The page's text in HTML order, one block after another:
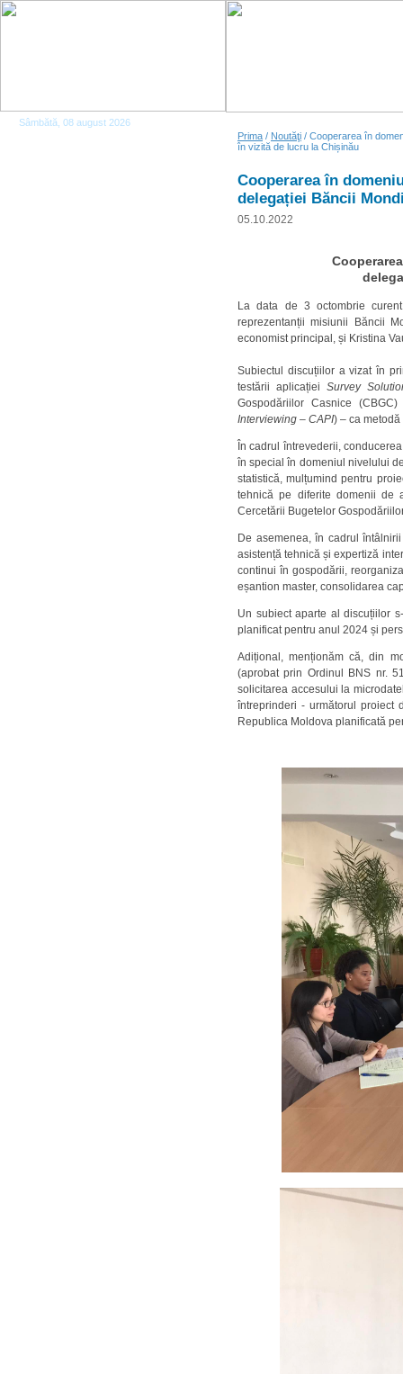
Sâmbătă, 08 august 2026
Prima / Noutăţi / Cooperarea în
în vizită de lucru la Chișinău
Cooperarea în
delegației Băncii
05.10.2022
La data de 3 octombrie
reprezentanții misiunii Băncii
economist principal, și Kristina
Subiectul discuțiilor a vizat în
testării aplicației Survey
Gospodăriilor Casnice
Interviewing – CAPI) – ca
În cadrul întrevederii,
în special în domeniul nivelului
statistică, mulțumind pentru
tehnică pe diferite domenii de
Cercetării Bugetelor
De asemenea, în cadrul
asistență tehnică și expertiză
continui în gospodării,
eșantion master, consolidarea
Un subiect aparte al discuțiilor
planificat pentru anul 2024 și
Adițional, menționăm că, din
(aprobat prin Ordinul BNS nr.
solicitarea accesului la
întreprinderi - următorul proiect
Republica Moldova planificată